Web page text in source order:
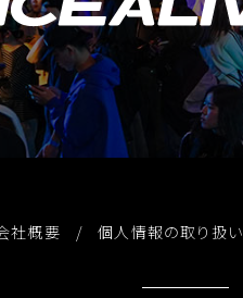
社概要 個人情報の取り扱い